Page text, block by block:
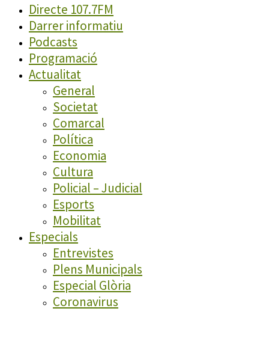
Directe 107.7FM
Darrer informatiu
Podcasts
Programació
Actualitat
General
Societat
Comarcal
Política
Economia
Cultura
Policial – Judicial
Esports
Mobilitat
Especials
Entrevistes
Plens Municipals
Especial Glòria
Coronavirus